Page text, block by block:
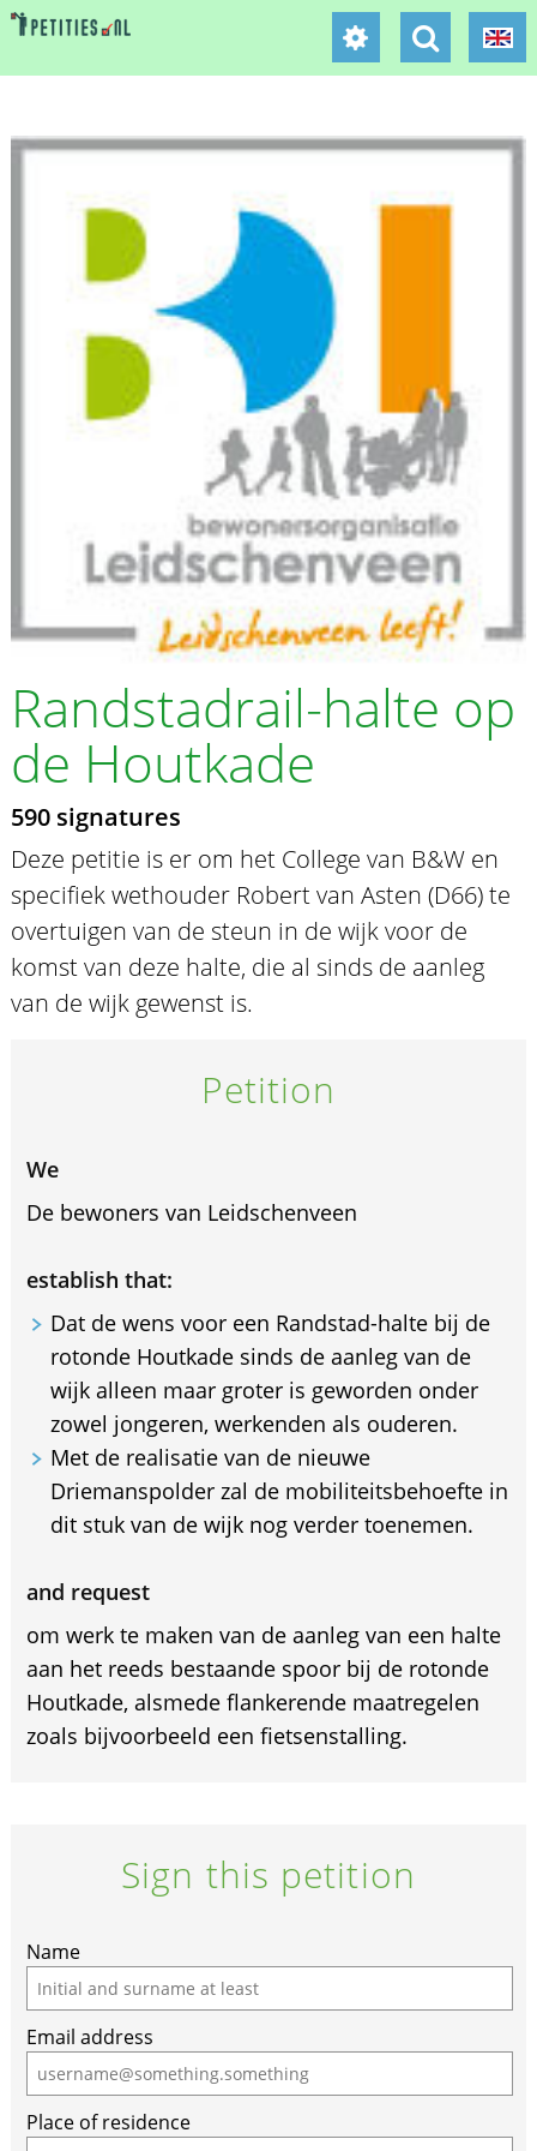
Randstadrail-halte op
de Houtkade
590 signatures
Deze petitie is er om het College van B&W en
specifiek wethouder Robert van Asten (D66) te
overtuigen van de steun in de wijk voor de
komst van deze halte, die al sinds de aanleg
van de wijk gewenst is.
Petition
We
De bewoners van Leidschenveen
establish that:
Dat de wens voor een Randstad-halte bij de
rotonde Houtkade sinds de aanleg van de
wijk alleen maar groter is geworden onder
zowel jongeren, werkenden als ouderen.
Met de realisatie van de nieuwe
Driemanspolder zal de mobiliteitsbehoefte in
dit stuk van de wijk nog verder toenemen.
and request
om werk te maken van de aanleg van een halte
aan het reeds bestaande spoor bij de rotonde
Houtkade, alsmede flankerende maatregelen
zoals bijvoorbeeld een fietsenstalling.
Sign this petition
Name
Email address
Place of residence